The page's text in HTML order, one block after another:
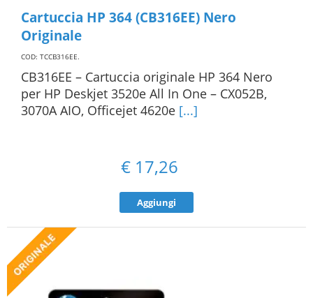
Cartuccia HP 364 (CB316EE) Nero
Originale
COD: TCCB316EE.
CB316EE – Cartuccia originale HP 364 Nero
per HP Deskjet 3520e All In One – CX052B,
3070A AIO, Officejet 4620e [...]
€ 17,26
Aggiungi